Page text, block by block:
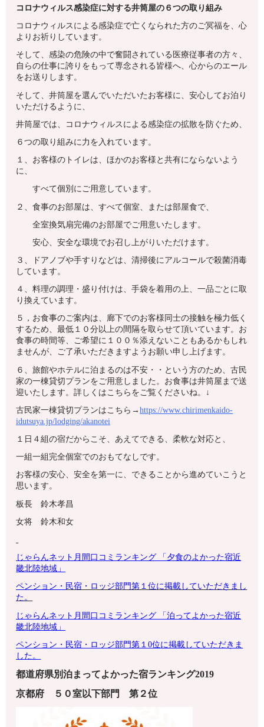
コロナウィルス感染症に対する井筒屋の６つの取り組み
コロナウィルスによる感染症で亡くなられた方のご冥福を、心
よりお祈りしています。
そして、感染の危険の中で奮闘されている医療従事者の方々、
自らの仕事に誇りをもって専念される皆様へ、心からのエール
をお送りします。
そして、井筒屋を選んでいただいたお客様に、安心してお泊り
いただけるように、
井筒屋では、コロナウィルスによる感染症の拡散を防ぐため、
６つの取り組みに力を入れています。
１、お客様のトイレは、ほかのお客様と共有にならないよう
に、
すべて個別にご用意しています。
２、食事のお部屋は、すべて個室、または部屋食で、
全室換気扇完備のお部屋でご用意いたします。
安心、安全な環境でお召し上がりいただけます。
３、ドアノブや手すりなどは、清掃後にアルコールで殺菌消毒
しています。
４、料理の調理・盛り付けは、手袋を着用の上、一品ごとに取
り換えています。
５，お食事のご案内は、廊下でのお客様同士の接触を極力低く
するため、最低１０分以上の間隔を取らせて頂いています。お
食事の時間等、ご希望に１００％添えないこともあるかもしれ
ませんが、ご了承いただきますようお願い申し上げます。
６、旅館やホテルに泊まるのは不安・・という方のため、古民
家の一棟貸切プランをご用意しました。お食事は井筒屋まで送
迎いたします。詳しくはこちらをご覧くださいね。↓
古民家一棟貸切プランはこちら→https://www.chirimenkaido-
idutsuya.jp/lodging/akanotei
１日４組の宿だからこそ、あえてできる、柔軟な対応と、
一組一組完全個室でのおもてなしです。
お客様の安心、安全を第一に、できることから進めていこうと
思います。
板長 鈴木孝昌
女将 鈴木和女
じゃらんネット月間口コミランキング 「夕食のよかった宿近
畿北陸地域 」
ペンション・ 民宿・ロッジ部門第１位に掲載していただきまし
た。
じゃらんネット月間口コミランキング 「泊ってよかった宿近
畿北陸地域」
ペンション・ 民宿・ロッジ部門第１0位に掲載していただきま
した。
都道府県別泊まってよかった宿ランキング2019
京都府
５０室以下部門 第 ２位